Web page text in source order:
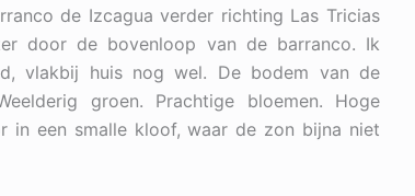
de Izcagua verder richting Las Tricias
door de bovenloop van de barranco. Ik
vlakbij huis nog wel. De bodem van de
groen. Prachtige bloemen. Hoge
in een smalle kloof, waar de zon bijna niet